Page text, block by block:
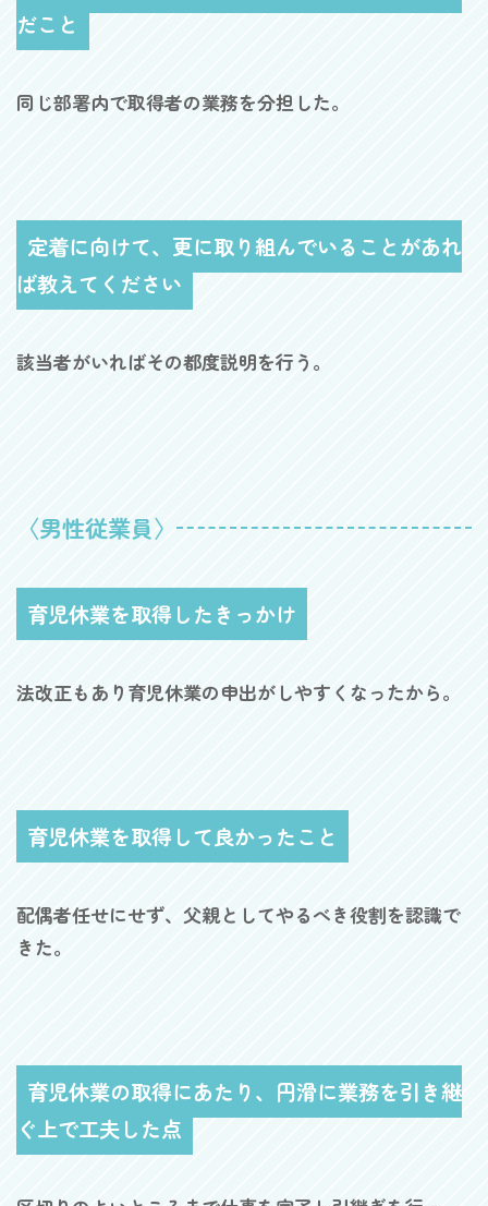
だこと
同じ部署内で取得者の業務を分担した。
定着に向けて、更に取り組んでいることがあれ
ば教えてください
該当者がいればその都度説明を行う。
〈男性従業員〉
育児休業を取得したきっかけ
法改正もあり育児休業の申出がしやすくなったから。
育児休業を取得して良かったこと
配偶者任せにせず、父親としてやるべき役割を認識で
きた。
育児休業の取得にあたり、円滑に業務を引き継
ぐ上で工夫した点